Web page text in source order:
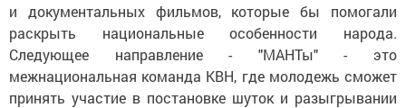
и документальных фильмов, которые бы помогали
раскрыть национальные особенности народа.
Следующее направление - "МАНТы" - это
межнациональная команда КВН, где молодежь сможет
принять участие в постановке шуток и разыгрывании